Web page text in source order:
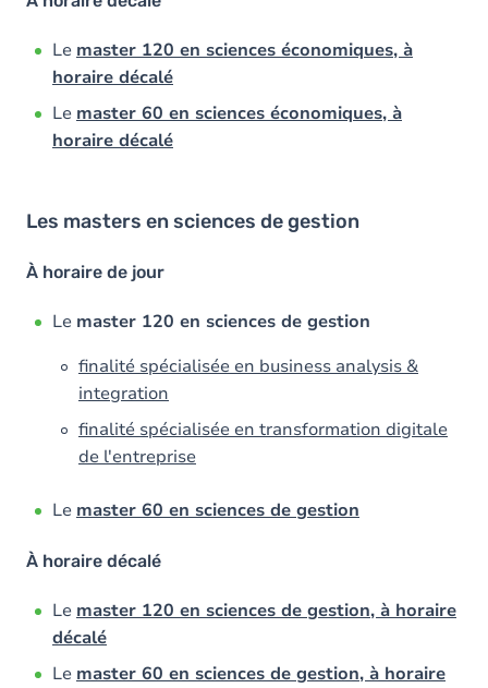
Le master 120 en sciences économiques, à
horaire décalé
Le master 60 en sciences économiques, à
horaire décalé
Les masters en sciences de gestion
À horaire de jour
Le master 120 en sciences de gestion
finalité spécialisée en business analysis &
integration
finalité spécialisée en transformation digitale
de l'entreprise
Le master 60 en sciences de gestion
À horaire décalé
Le master 120 en sciences de gestion, à horaire
décalé
Le master 60 en sciences de gestion, à horaire